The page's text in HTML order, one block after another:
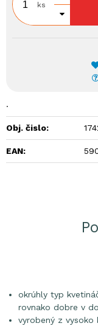
ks
.
Obj. čislo:
EAN:
okrúhly typ
rovnako dobre v
vyrobený z vysoko